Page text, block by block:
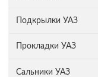
Подкрылки УАЗ
Прокладки УАЗ
Сальники УАЗ